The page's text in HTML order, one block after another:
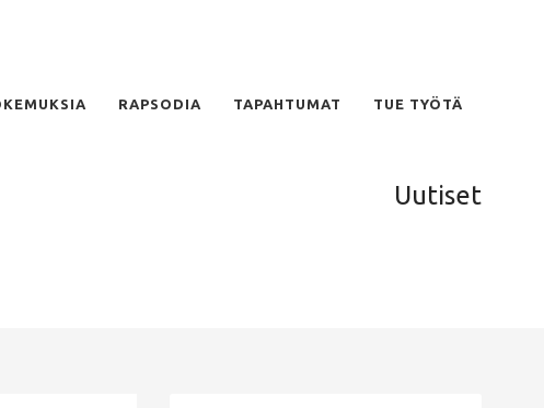
RAPSODIA TAPAHTUMAT TUE TYÖTÄ
Uutiset